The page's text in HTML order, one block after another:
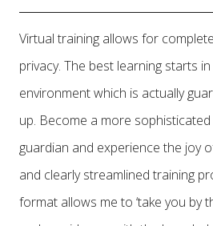
Virtual training allows for
privacy. The best learning starts
environment which is actually
up. Become a more
guardian and experience the joy
and clearly streamlined training
format allows me to ‘take you by